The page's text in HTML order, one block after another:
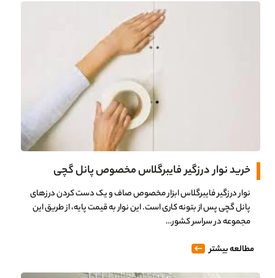
خرید نوار درزگیر فایبرگلاس مخصوص پانل گچی
نوار درزگیر فایبرگلاس ابزار مخصوص صاف و یک دست کردن درزهای
پانل گچی پس از بتونه کاری است. این نوار به قیمت پایه، از طریق این
مجموعه در سراسر کشور…
مطالعه بیشتر